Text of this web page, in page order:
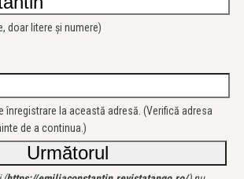
doar litere și numere)
înregistrare la această adresă. (Verifică adresa
de a continua.)